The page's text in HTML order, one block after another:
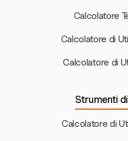
Calcolatore
Calcolatore di
Calcolatore di
Strumenti
Calcolatore di